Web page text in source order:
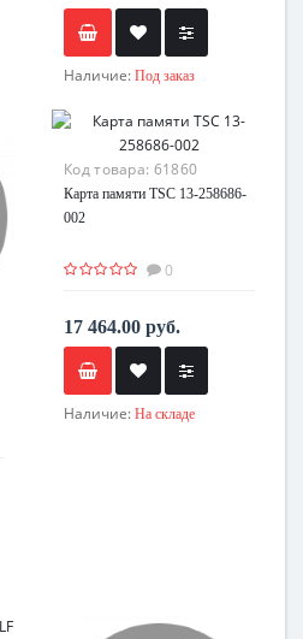
Наличие: Под заказ
Код товара: 61860
Карта памяти TSC 13-258686-
002
0
17 464.00 руб.
Наличие: На складе